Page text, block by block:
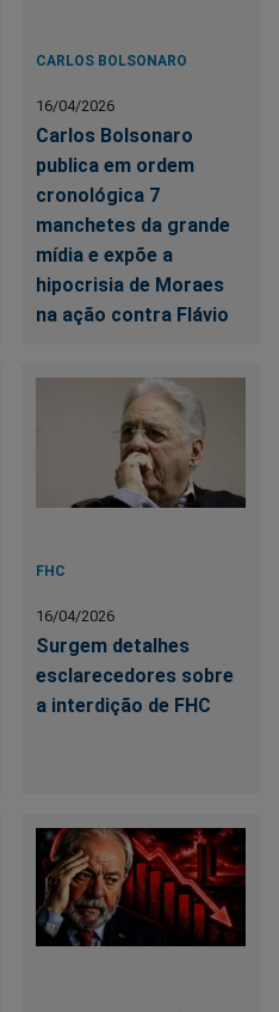
CARLOS BOLSONARO
16/04/2026
Carlos Bolsonaro
publica em ordem
cronológica 7
manchetes da grande
mídia e expõe a
hipocrisia de Moraes
na ação contra Flávio
FHC
16/04/2026
Surgem detalhes
esclarecedores sobre
a interdição de FHC